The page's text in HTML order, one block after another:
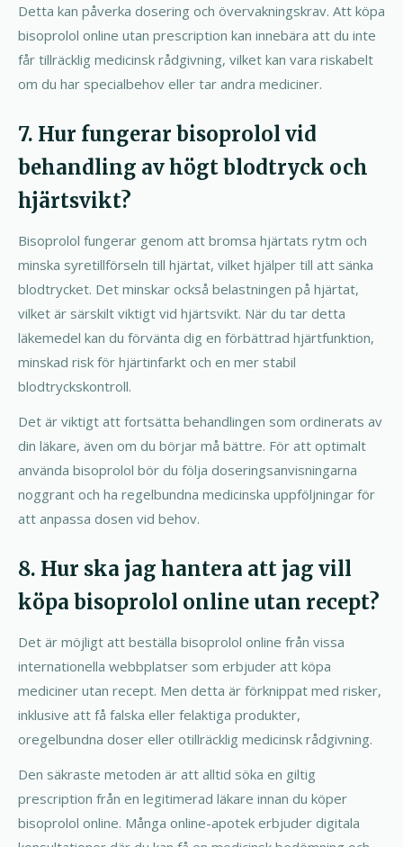
Detta kan påverka dosering och övervakningskrav. Att köpa
bisoprolol online utan prescription kan innebära att du inte
får tillräcklig medicinsk rådgivning, vilket kan vara riskabelt
om du har specialbehov eller tar andra mediciner.
7. Hur fungerar bisoprolol vid
behandling av högt blodtryck och
hjärtsvikt?
Bisoprolol fungerar genom att bromsa hjärtats rytm och
minska syretillförseln till hjärtat, vilket hjälper till att sänka
blodtrycket. Det minskar också belastningen på hjärtat,
vilket är särskilt viktigt vid hjärtsvikt. När du tar detta
läkemedel kan du förvänta dig en förbättrad hjärtfunktion,
minskad risk för hjärtinfarkt och en mer stabil
blodtryckskontroll.
Det är viktigt att fortsätta behandlingen som ordinerats av
din läkare, även om du börjar må bättre. För att optimalt
använda bisoprolol bör du följa doseringsanvisningarna
noggrant och ha regelbundna medicinska uppföljningar för
att anpassa dosen vid behov.
8. Hur ska jag hantera att jag vill
köpa bisoprolol online utan recept?
Det är möjligt att beställa bisoprolol online från vissa
internationella webbplatser som erbjuder att köpa
mediciner utan recept. Men detta är förknippat med risker,
inklusive att få falska eller felaktiga produkter,
oregelbundna doser eller otillräcklig medicinsk rådgivning.
Den säkraste metoden är att alltid söka en giltig
prescription från en legitimerad läkare innan du köper
bisoprolol online. Många online-apotek erbjuder digitala